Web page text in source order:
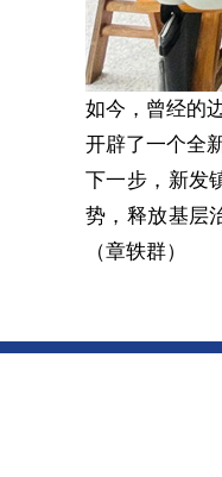
如今，曾经的
开辟了一个全
下一步，新发
势，释放基层
（章轶群）